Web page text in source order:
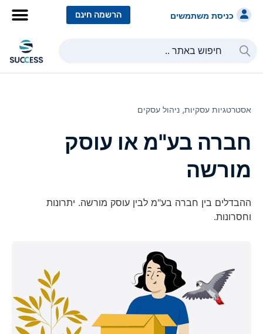
כניסת משתמשים הרשמה חינם
אסטרטגיות עסקיות⸲ ניהול עסקים
חברה בע"מ או עוסק
מורשה
ההבדלים בין חברה בע"מ לבין עוסק מורשה. יתרונות
וחסרונות.